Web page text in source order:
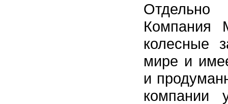
Отдельно
Компания
колесные
мире и
и
компании